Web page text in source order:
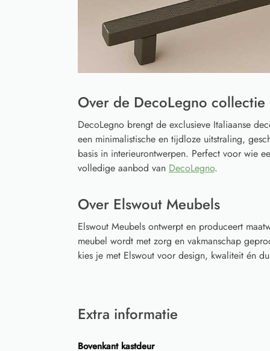
Over de DecoLegno collectie
DecoLegno brengt de exclusieve Italiaanse
een minimalistische en tijdloze uitstraling,
basis in interieurontwerpen. Perfect voor wie
volledige aanbod van DecoLegno.
Over Elswout Meubels
Elswout Meubels ontwerpt en produceert
meubel wordt met zorg en vakmanschap
kies je met Elswout voor design, kwaliteit én
Extra informatie
Bovenkant kastdeur